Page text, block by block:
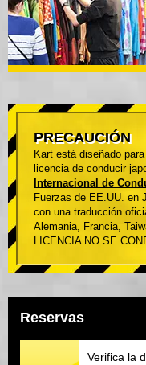
PRECAUCIÓN
Kart está diseñado
licencia de conducir
Internacional de
Fuerzas de EE.UU. en
con una traducción
Alemania, Francia,
LICENCIA NO SE
Reservas
Verifica la